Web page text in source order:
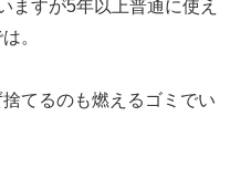
ますが5年以上普通に使え
。
てるのも燃えるゴミでい